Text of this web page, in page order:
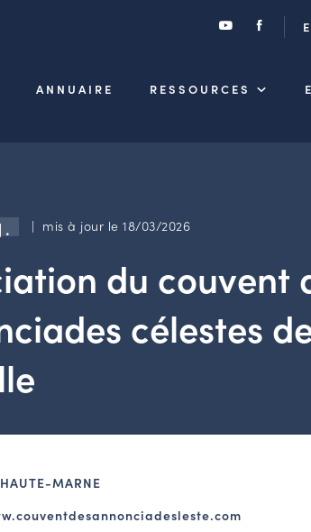
ANNUAIRE RESSOURCES
| mis à jour le 18/03/2026
du couvent
célestes
MARNE